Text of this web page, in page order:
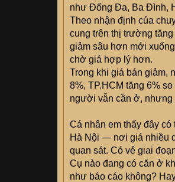
như Đống Đa, Ba Đình,
Theo nhận định của
cung trên thị trường
giảm sâu hơn mới
chờ giá hợp lý hơn.
Trong khi giá bán giảm,
8%, TP.HCM tăng 6%
người vẫn cần ở, nhưng
Cá nhân em thấy đây
Hà Nội — nơi giá nhiều
quan sát. Có vẻ giai
Cụ nào đang có căn ở
như báo cáo không?